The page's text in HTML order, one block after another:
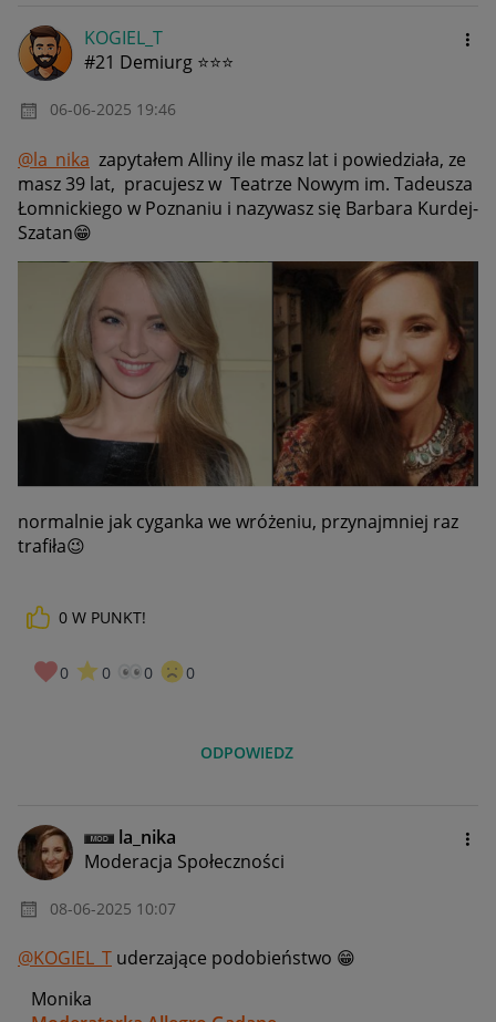
KOGIEL_T
#21 Demiurg ⭐⭐⭐
‎06-06-2025 19:46
@la_nika zapytałem Alliny ile masz lat i powiedziała, ze
masz 39 lat, pracujesz w Teatrze Nowym im. Tadeusza
Łomnickiego w Poznaniu i nazywasz się Barbara Kurdej-
Szatan😁
normalnie jak cyganka we wróżeniu, przynajmniej raz
trafiła😉
0 W PUNKT!
0 0 0 0
ODPOWIEDZ
la_nika
Moderacja Społeczności
‎08-06-2025 10:07
@KOGIEL_T uderzające podobieństwo 😁
Monika